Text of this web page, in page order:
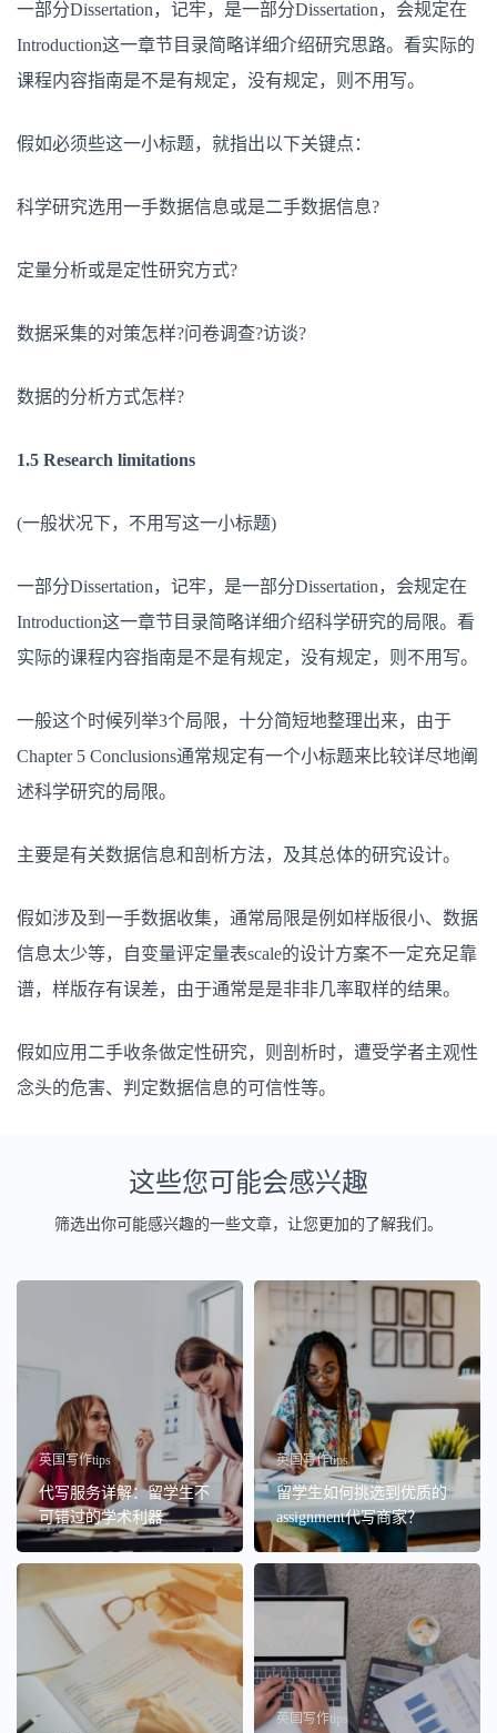
一部分Dissertation，记牢，是一部分Dissertation，会规定在
Introduction这一章节目录简略详细介绍研究思路。看实际的
课程内容指南是不是有规定，没有规定，则不用写。
假如必须些这一小标题，就指出以下关键点：
科学研究选用一手数据信息或是二手数据信息?
定量分析或是定性研究方式?
数据采集的对策怎样?问卷调查?访谈?
数据的分析方式怎样?
1.5 Research limitations
(一般状况下，不用写这一小标题)
一部分Dissertation，记牢，是一部分Dissertation，会规定在
Introduction这一章节目录简略详细介绍科学研究的局限。看
实际的课程内容指南是不是有规定，没有规定，则不用写。
一般这个时候列举3个局限，十分简短地整理出来，由于
Chapter 5 Conclusions通常规定有一个小标题来比较详尽地阐
述科学研究的局限。
主要是有关数据信息和剖析方法，及其总体的研究设计。
假如涉及到一手数据收集，通常局限是例如样版很小、数据
信息太少等，自变量评定量表scale的设计方案不一定充足靠
谱，样版存有误差，由于通常是是非非几率取样的结果。
假如应用二手收条做定性研究，则剖析时，遭受学者主观性
念头的危害、判定数据信息的可信性等。
这些您可能会感兴趣
筛选出你可能感兴趣的一些文章，让您更加的了解我们。
英国写作tips
代写服务详解：留学生不
可错过的学术利器
英国写作tips
留学生如何挑选到优质的
assignment代写商家？
英国写作tips